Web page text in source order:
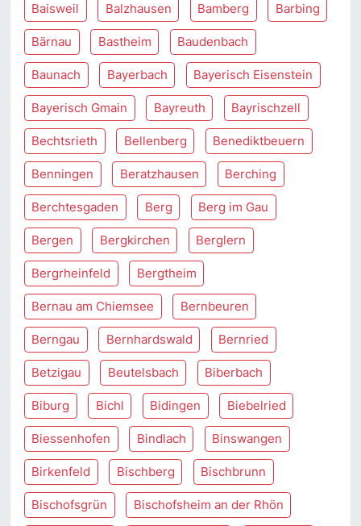
Baisweil Balzhausen Bamberg Barbing
Bärnau Bastheim Baudenbach
Baunach Bayerbach Bayerisch Eisenstein
Bayerisch Gmain Bayreuth Bayrischzell
Bechtsrieth Bellenberg Benediktbeuern
Benningen Beratzhausen Berching
Berchtesgaden Berg Berg im Gau
Bergen Bergkirchen Berglern
Bergrheinfeld Bergtheim
Bernau am Chiemsee Bernbeuren
Berngau Bernhardswald Bernried
Betzigau Beutelsbach Biberbach
Biburg Bichl Bidingen Biebelried
Biessenhofen Bindlach Binswangen
Birkenfeld Bischberg Bischbrunn
Bischofsgrün Bischofsheim an der Rhön